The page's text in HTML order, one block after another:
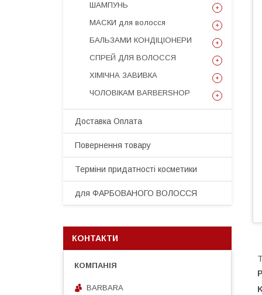
ШАМПУНЬ
МАСКИ для волосся
БАЛЬЗАМИ КОНДІЦІОНЕРИ
СПРЕЙ ДЛЯ ВОЛОССЯ
ХІМІЧНА ЗАВИВКА
ЧОЛОВІКАМ BARBERSHOP
Доставка Оплата
Повернення товару
Терміни придатності косметики
для ФАРБОВАНОГО ВОЛОССЯ
КОНТАКТИ
BARBARA